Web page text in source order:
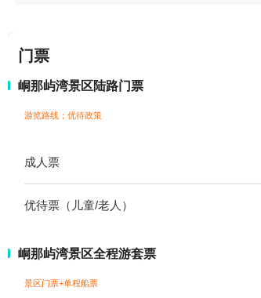
门票
峒那屿湾景区陆路门票
游览路线； 优待政策
成人票
优待票（儿童/老人）
峒那屿湾景区全程游套票
景区门票+单程船票